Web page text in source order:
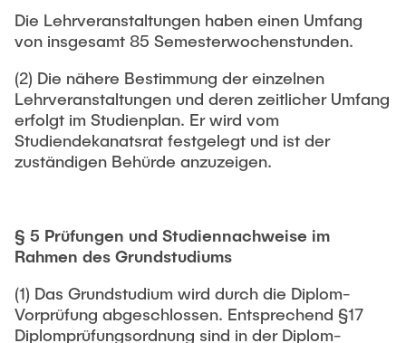
Die Lehrveranstaltungen haben einen Umfang
von insgesamt 85 Semesterwochenstunden.
(2) Die nähere Bestimmung der einzelnen
Lehrveranstaltungen und deren zeitlicher Umfang
erfolgt im Studienplan. Er wird vom
Studiendekanatsrat festgelegt und ist der
zuständigen Behürde anzuzeigen.
§ 5 Prüfungen und Studiennachweise im
Rahmen des Grundstudiums
(1) Das Grundstudium wird durch die Diplom-
Vorprüfung abgeschlossen. Entsprechend §17
Diplomprüfungsordnung sind in der Diplom-